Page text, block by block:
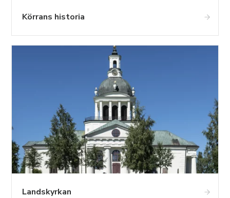
Körrans historia
Landskyrkan